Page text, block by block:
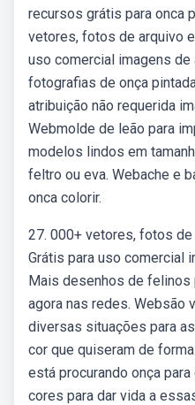
recursos grátis para onca
vetores, fotos de arquivo
uso comercial imagens
fotografias de onça
atribuição não requerida
Webmolde de leão para
modelos lindos em
feltro ou eva. Webache e
onca colorir.
27. 000+ vetores, fotos
Grátis para uso comercial
Mais desenhos de felinos
agora nas redes. Websão
diversas situações para
cor que quiseram de
está procurando onça
cores para dar vida a